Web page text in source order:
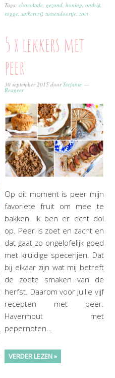
Tags:chocolade gezond ,honing ,ontbijt
rogge ,suikervrij,tussendoortje zoet
5 x lekkers met
peer
30 september 2015 doorStefanie
Reageer
Op dit moment is peer mijn
favoriete fruit om mee te
bakken. Ik ben er echt dol
op. Peer is zoet en zacht en
dat gaat zo ongelofelijk goed
met kruidige specerijen. Dat
bij elkaar zijn wat mij betreft
de zoete smaken van de
herfst. Daarom voor jullie vijf
recepten met peer.
Havermout met
pepernoten…
VERDER LEZEN »